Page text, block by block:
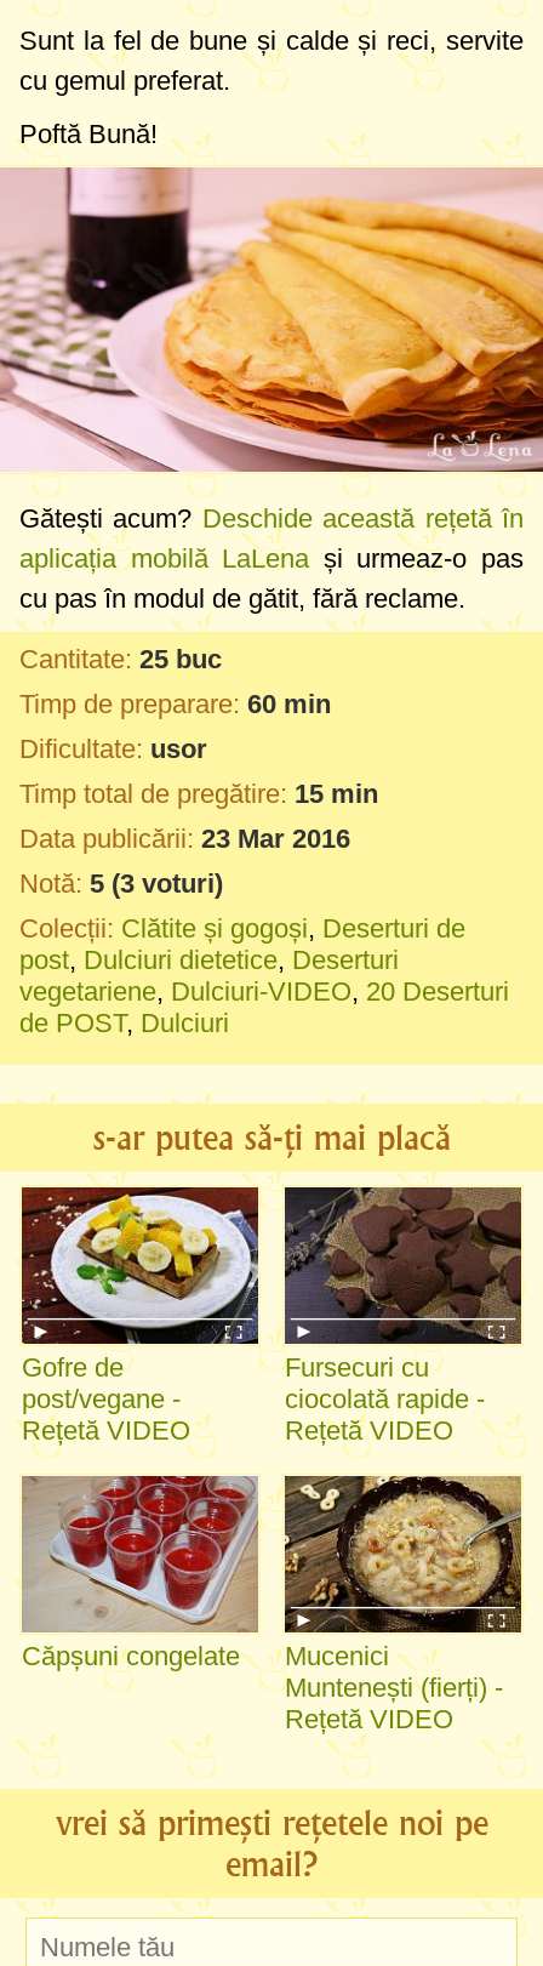
Sunt la fel de bune și calde și reci, servite
cu gemul preferat.
Poftă Bună!
Gătești acum? Deschide această rețetă în
aplicația mobilă LaLenași urmeaz-o pas
cu pas în modul de gătit, fără reclame.
Cantitate: 25 buc
Timp de preparare: 60 min
Dificultate: usor
Timp total de pregătire: 15 min
Data publicării: 23 Mar 2016
Notă: 5 (3 voturi)
Colecții: Clătite și gogoși, Deserturi de
post, Dulciuri dietetice, Deserturi
vegetariene, Dulciuri-VIDEO, 20 Deserturi
de POST, Dulciuri
s-ar putea să-ți mai placă
Gofre de
post/vegane -
Rețetă VIDEO
Fursecuri cu
ciocolată rapide -
Rețetă VIDEO
Căpșuni congelate
Mucenici
Muntenești (fierți) -
Rețetă VIDEO
vrei să primești rețetele noi pe
email?